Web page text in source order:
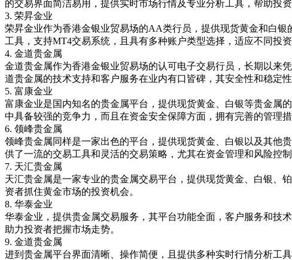
的交易界面简洁易用，提供实时市场行情及专业分析工具，帮助投资
3. 荣昇金业
荣昇金业作为香港金银业贸易场的AA类行员，提供现货黄金和白银
工具，支持MT4交易系统，且具有多种账户类型选择，适应不同投资
4. 金道贵金属
金道贵金属作为香港金银业贸易场的认可电子交易行员，长期以来
道贵金属的技术支持和客户服务在业内有口皆碑，其安全性和稳定
5. 富康金业
富康金业是国内知名的贵金属平台，提供现货黄金、白银等贵金属
中具备较强的竞争力，而且在资金安全保障方面，拥有完善的管理措
6. 领峰贵金属
领峰贵金属同样是一家出色的平台，提供现货黄金、白银以及其他
供了一流的交易工具和灵活的交易策略，尤其在资金管理和风险控制
7. 天汇贵金属
天汇贵金属是一家专业的贵金属交易平台，提供现货黄金、白银、
资者抓住黄金市场的投资机会。
8. 华泰金业
华泰金业，提供贵金属交易服务，其平台功能全面，客户服务和技
助力投资者把握市场走势。
9. 金道贵金属
进到贵金属平台界面清晰、操作简便，且提供多种实时行情分析工